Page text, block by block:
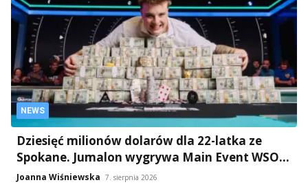
NEWS
Dziesięć milionów dolarów dla 22-latka ze
Spokane. Jumalon wygrywa Main Event WSOP
2026
Joanna Wiśniewska 7. sierpnia 2026